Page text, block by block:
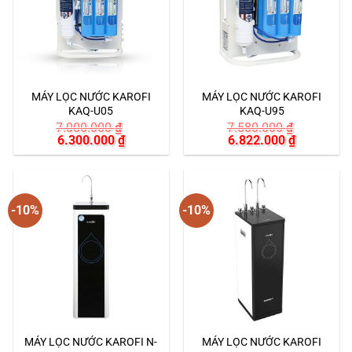
MÁY LỌC NƯỚC KAROFI
KAQ-U05
7.000.000₫
Giá
gốc
7.000.000 ₫.
6.300.000₫Giá
hiện
MÁY LỌC NƯỚC KAROFI
KAQ-U95
7.580.000₫
Giá
gốc
7.580.000 ₫.
6.822.000₫Giá
hiện
-10%
MÁY LỌC NƯỚC KAROFI N-
-10%
MÁY LỌC NƯỚC KAROFI